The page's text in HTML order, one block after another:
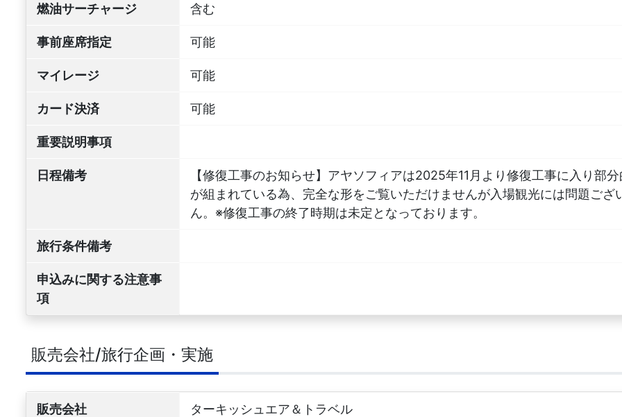
燃油サーチャージ 含む
事前座席指定 可能
マイレージ 可能
カード決済 可能
重要説明事項
日程備考
【修復工事のお知らせ】アヤソフィアは2025年11月より修復工事に入り部
が組まれている為、完全な形をご覧いただけませんが入場観光には問題ござ
ん。※修復工事の終了時期は未定となっております。
旅行条件備考
申込みに関する注意事
項
販売会社/旅行企画・実施
販売会社 ターキッシュエア＆トラベル